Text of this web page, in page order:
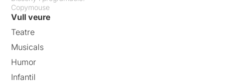
Copymouse
Vull veure
Teatre
Musicals
Humor
Infantil